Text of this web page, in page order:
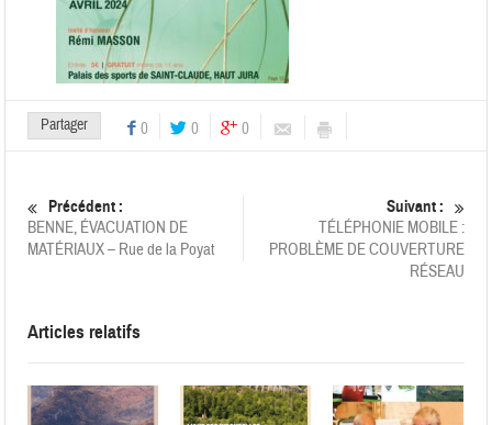
Partager 0 0 0
Précédent :
BENNE, ÉVACUATION DE
MATÉRIAUX – Rue de la Poyat
Suivant :
TÉLÉPHONIE MOBILE :
PROBLÈME DE COUVERTURE
RÉSEAU
Articles relatifs